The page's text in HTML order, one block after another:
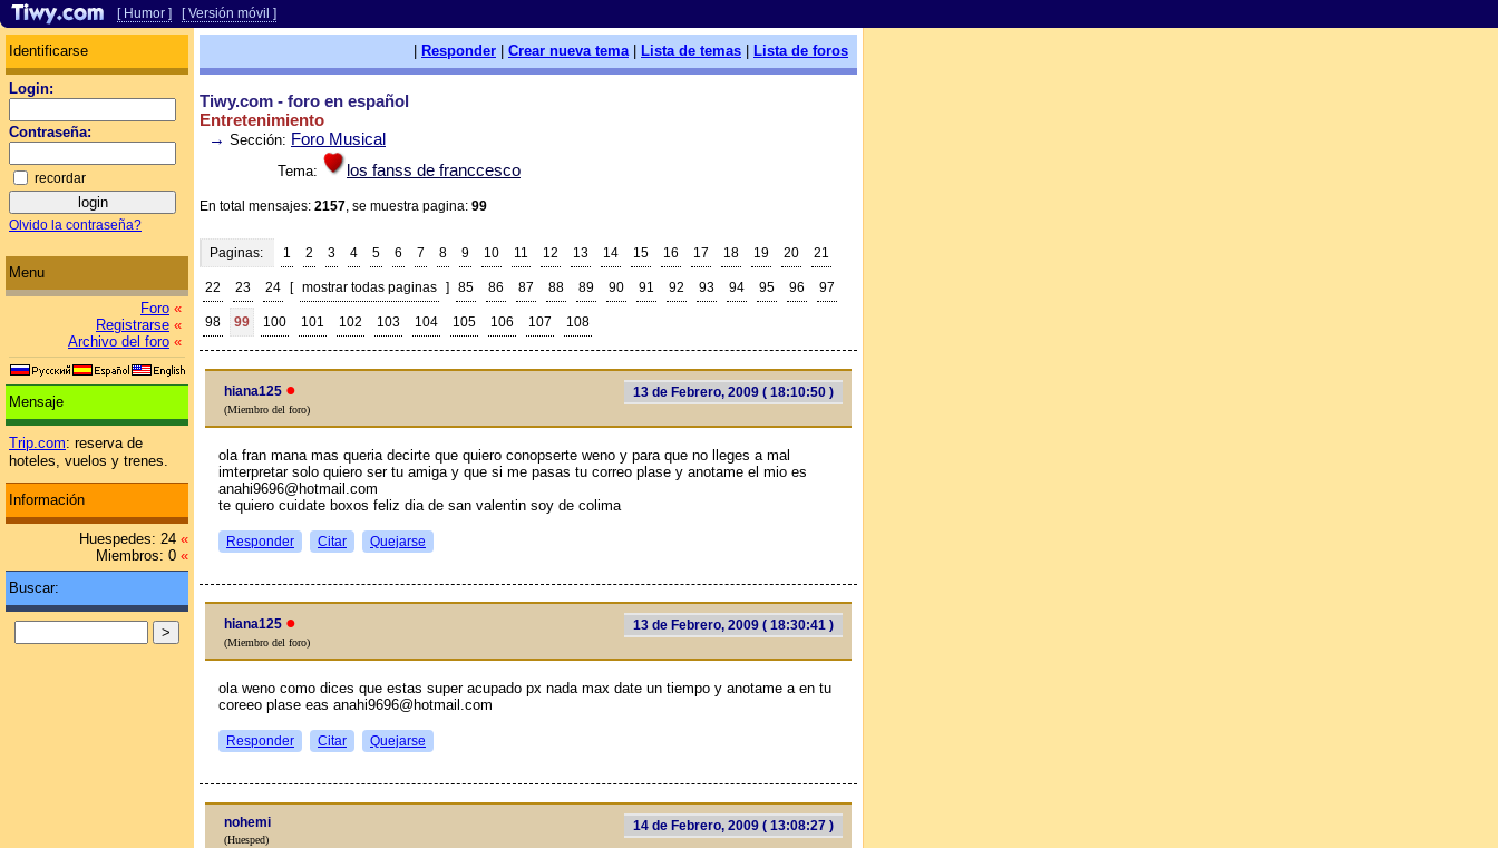
[ Humor ] [ Versión móvil ]
Identificarse
Login:
Contraseña:
recordar
Olvido la contraseña?
Menu
Foro «
Registrarse «
Archivo del foro «
Mensaje
Trip.com: reserva de
hoteles, vuelos y trenes.
Información
Huespedes: 24 «
Miembros: 0 «
Buscar:
Responder Crear nueva tema| Lista de temas Lista de foros
Tiwy.com - foro en español
Entretenimiento
→ Sección: Foro Musical
Tema: los fanss de franccesco
En total mensajes: 2157, se muestra pagina: 99
Paginas: 1 2 3 4 5 6 7 8 9 10 11 12 13 14 15 16 17 18 19 20 21
22 23 24 [ mostrar todas paginas ] 85 86 87 88 89 90 91 92 93 94 95 96 97
98 99 100 101 102 103 104 105 106 107 108
13 de Febrero, 2009 ( 18:10:50 )
hiana125 ●
(Miembro del foro)
ola fran mana mas queria decirte que quiero conopserte weno y para que no lleges a mal
imterpretar solo quiero ser tu amiga y que si me pasas tu correo plase y anotame el mio es
anahi9696@hotmail.com
te quiero cuidate boxos feliz dia de san valentin soy de colima
Responder Citar Quejarse
13 de Febrero, 2009 ( 18:30:41 )
hiana125 ●
(Miembro del foro)
ola weno como dices que estas super acupado px nada max date un tiempo y anotame a en tu
coreeo plase eas anahi9696@hotmail.com
Responder Citar Quejarse
14 de Febrero, 2009 ( 13:08:27 )
nohemi
(Huesped)